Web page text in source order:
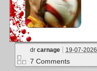
dr carnage 19-07-2026
7 Comments